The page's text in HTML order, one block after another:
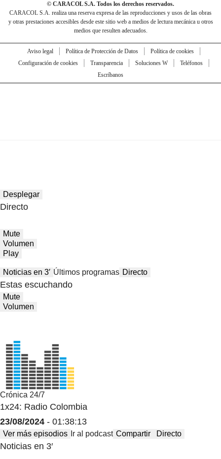
© CARACOL S.A. Todos los derechos reservados.
CARACOL S.A. realiza una reserva expresa de las reproducciones y usos de las obras
y otras prestaciones accesibles desde este sitio web a medios de lectura mecánica u otros
medios que resulten adecuados.
Aviso legal Política de Protección de Datos
Política de cookies
Configuración de cookies
Transparencia Soluciones W
Teléfonos
Escríbanos
Desplegar
Directo
Mute
Volumen
Play
Noticias en 3′ Últimos programas Directo
Estas escuchando
Mute
Volumen
Crónica 24/7
1x24: Radio Colombia
23/08/2024 - 01:38:13
Ver más episodios Ir al podcast Compartir Directo
Noticias en 3′